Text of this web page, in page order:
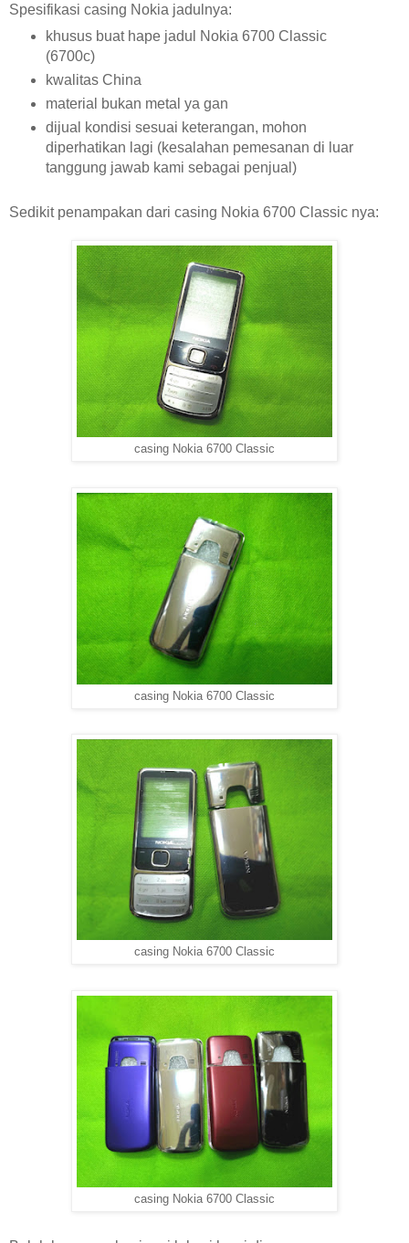
Spesifikasi casing Nokia jadulnya:
khusus buat hape jadul Nokia 6700 Classic
(6700c)
kwalitas China
material bukan metal ya gan
dijual kondisi sesuai keterangan, mohon
diperhatikan lagi (kesalahan pemesanan di luar
tanggung jawab kami sebagai penjual)
Sedikit penampakan dari casing Nokia 6700 Classic nya:
casing Nokia 6700 Classic
casing Nokia 6700 Classic
casing Nokia 6700 Classic
casing Nokia 6700 Classic